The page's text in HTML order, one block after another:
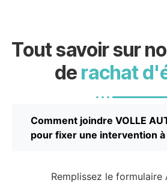
Tout savoir sur
de rachat
Comment joindre VOLLE
pour fixer une intervention à
Remplissez le formulaire